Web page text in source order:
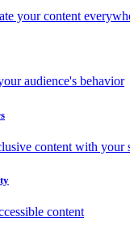
your content
audience's behavior
content with your
content